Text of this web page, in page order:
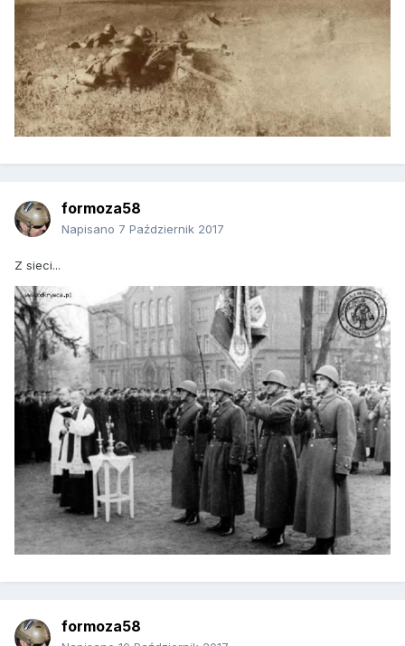
formoza58
Napisano 7 Październik 2017
Z sieci...
formoza58